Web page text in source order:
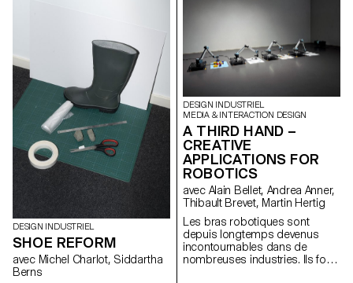
fondements théoriques de l’IA
tout en expérimentant des
applications pratiques à travers
divers cas d’usage.
Printing, en questionnant de
poétique ce qu’est une courbe,
une surface ou un volume
épaissi lorsqu’il passe du
monde numérique à la réalité
DESIGN INDUSTRIEL
SHOE REFORM
avec Michel Charlot, Siddartha
Berns
DESIGN INDUSTRIEL
MEDIA & INTERACTION DESIGN
A THIRD HAND –
CREATIVE
APPLICATIONS FOR
ROBOTICS
avec Alain Bellet, Andrea Anner,
Thibault Brevet, Martin Hertig
Les bras robotiques sont
depuis longtemps devenus
incontournables dans de
nombreuses industries. Ils font